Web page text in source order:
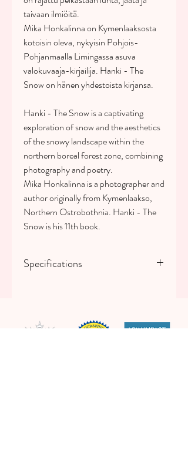
taivaan ilmiöitä.
Mika Honkalinna on Kymenlaaksosta
kotoisin oleva, nykyisin Pohjois-
Pohjanmaalla Limingassa asuva
valokuvaaja-kirjailija. Hanki - The
Snow on hänen yhdestoista kirjansa.
Hanki - The Snow is a captivating
exploration of snow and the aesthetics
of the snowy landscape within the
northern boreal forest zone, combining
photography and poetry.
Mika Honkalinna is a photographer and
author originally from Kymenlaakso,
Northern Ostrobothnia. Hanki - The
Snow is his 11th book.
Specifications